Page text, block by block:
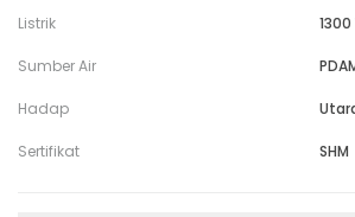
Listrik
Sumber Air
Hadap
Sertifikat SHM